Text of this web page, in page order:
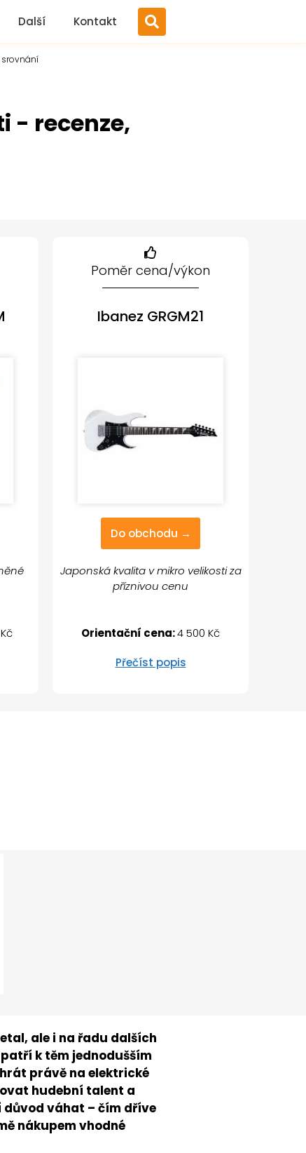
Další Kontakt
srovnání
- recenze,
Poměr cena/výkon
Ibanez GRGM21
Do obchodu →
Japonská kvalita v mikro velikosti za
příznivou cenu
Orientační cena:4 500 Kč
Přečíst popis
ale i na řadu dalších
k těm jednodušším
právě na elektrické
hudební talent a
váhat – čím dříve
nákupem vhodné